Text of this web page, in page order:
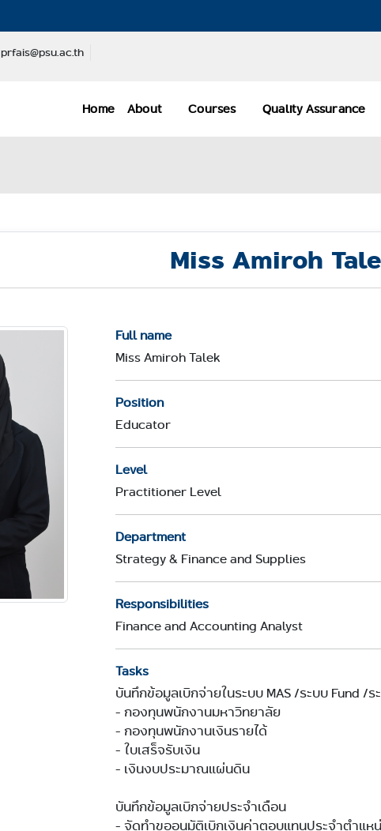
prfais@psu.ac.th
Home About Courses Quality Assurance
Miss Amiroh
Full name
Miss Amiroh Talek
Position
Educator
Level
Practitioner Level
Department
Strategy & Finance and Supplies
Responsibilities
Finance and Accounting Analyst
Tasks
บันทึกข้อมูลเบิกจ่ายในระบบ MAS /ระบบ Fund /
- กองทุนพนักงานมหาวิทยาลัย
- กองทุนพนักงานเงินรายได้
- ใบเสร็จรับเงิน
- เงินงบประมาณแผ่นดิน
บันทึกข้อมูลเบิกจ่ายประจำเดือน
- จัดทำขออนุมัติเบิกเงินค่าตอบแทนประจำตำ